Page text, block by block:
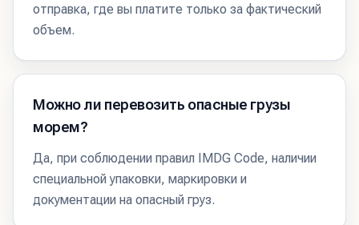
отправка, где вы платите только за фактический
объем.
Можно ли перевозить опасные грузы
морем?
Да, при соблюдении правил IMDG Code, наличии
специальной упаковки, маркировки и
документации на опасный груз.